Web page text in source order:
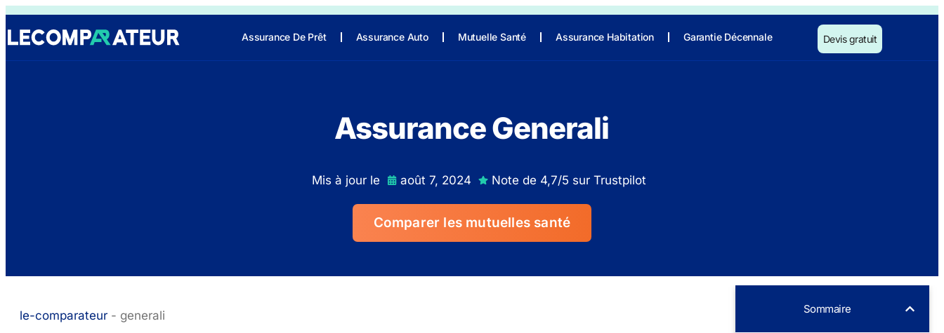
Assurance De Prêt Assurance Auto Mutuelle Santé Assurance Habitation Garantie Décennale Devis gratuit
Assurance Generali
Mis à jour le août 7, 2024 Note de 4,7/5 sur Trustpilot
Comparer les mutuelles santé
le-comparateur - generali Sommaire